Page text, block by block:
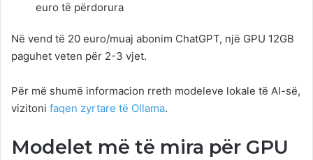
euro të përdorura
Në vend të 20 euro/muaj abonim ChatGPT, një GPU 12GB
paguhet veten për 2-3 vjet.
Për më shumë informacion rreth modeleve lokale të AI-së,
vizitoni faqen zyrtare të Ollama.
Modelet më të mira për GPU